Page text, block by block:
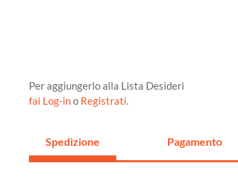
Per aggiungerlo alla Lista Desideri
fai Log-ino Registrati.
Spedizione Pagamento